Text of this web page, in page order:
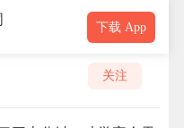
下载 App
关注